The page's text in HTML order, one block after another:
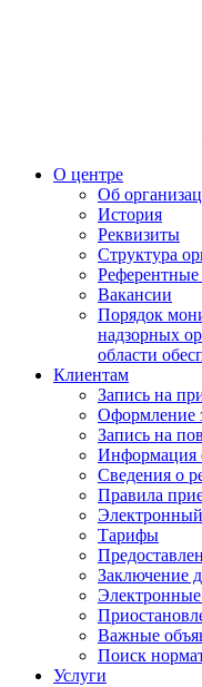
О центре
Об
История
Реквизиты
Структура
Вакансии
Порядок
надзорных
области
Клиентам
Запись на
Оформление
Запись на
Информация
Сведения о
Правила
Тарифы
Заключение
Важные
Поиск
Услуги